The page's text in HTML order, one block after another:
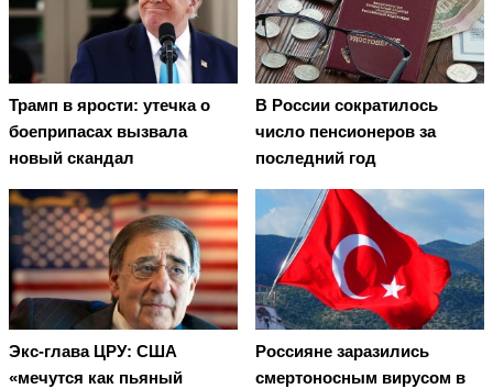
Трамп в ярости: утечка о
боеприпасах вызвала
новый скандал
В России сократилось
число пенсионеров за
последний год
Экс-глава ЦРУ: США
«мечутся как пьяный
Россияне заразились
смертоносным вирусом в